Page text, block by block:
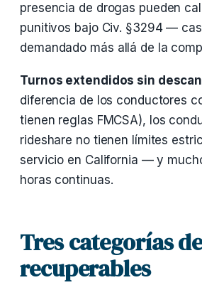
presencia de drogas pueden
punitivos bajo Civ. §3294 —
demandado más allá de la
Turnos extendidos sin
diferencia de los conductores
tienen reglas FMCSA), los
rideshare no tienen límites
servicio en California — y
horas continuas.
Tres categorías
recuperables